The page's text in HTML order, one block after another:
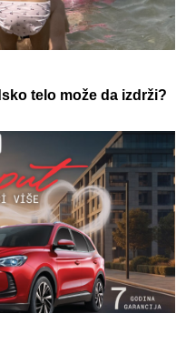
telo može da izdrži?